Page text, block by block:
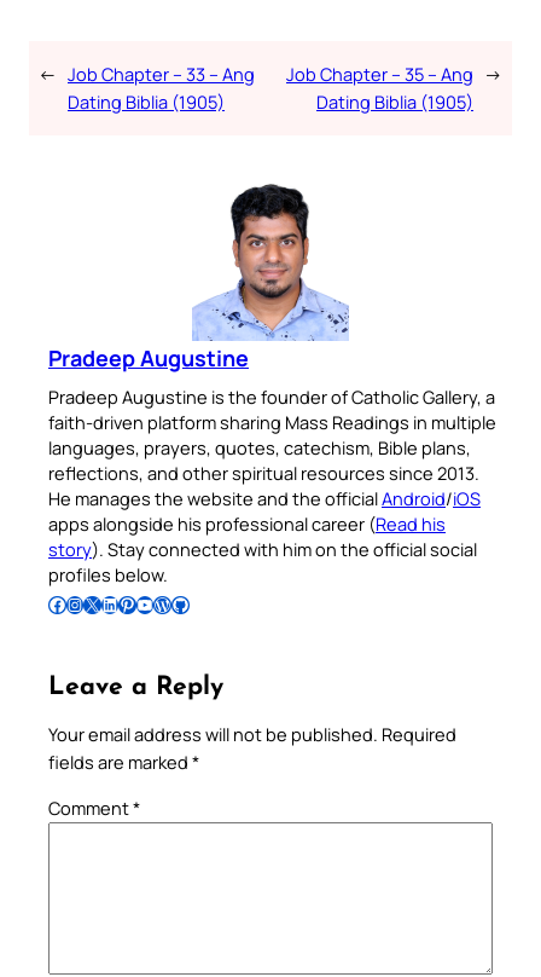
← Job Chapter – 33 – Ang
Dating Biblia (1905)
Job Chapter – 35 – Ang
Dating Biblia (1905)
→
Pradeep Augustine
Pradeep Augustine is the founder of Catholic Gallery, a
faith-driven platform sharing Mass Readings in multiple
languages, prayers, quotes, catechism, Bible plans,
reflections, and other spiritual resources since 2013.
He manages the website and the officialAndroid/iOS
apps alongside his professional career (Read his
story). Stay connected with him on the official social
profiles below.
Follow Pradeep on Facebook Follow Pradeep on InstagramFollow Pradeep on X Follow Pradeep on LinkedIn Follow Pradeep on Pinterest Subscribe to Pradeep’s Youtube Channel Follow Pradeep on WordPress Follow Pradeep on GitHub
Leave a Reply
Your email address will not be published. Required
fields are marked *
Comment*